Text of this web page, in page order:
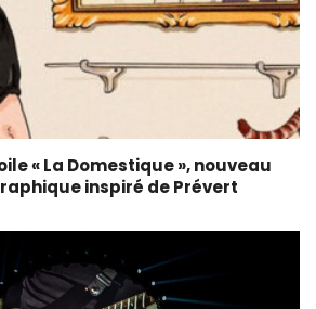
« La Domestique », nouveau
inspiré de Prévert